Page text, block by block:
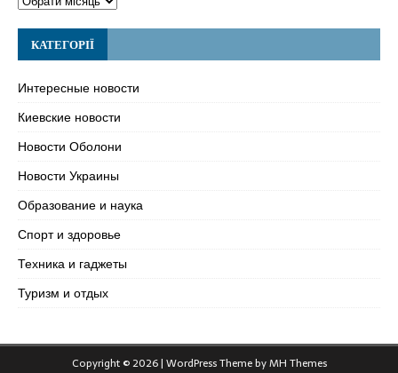
КАТЕГОРІЇ
Интересные новости
Киевские новости
Новости Оболони
Новости Украины
Образование и наука
Спорт и здоровье
Техника и гаджеты
Туризм и отдых
Copyright © 2026 | WordPress Theme byMH Themes